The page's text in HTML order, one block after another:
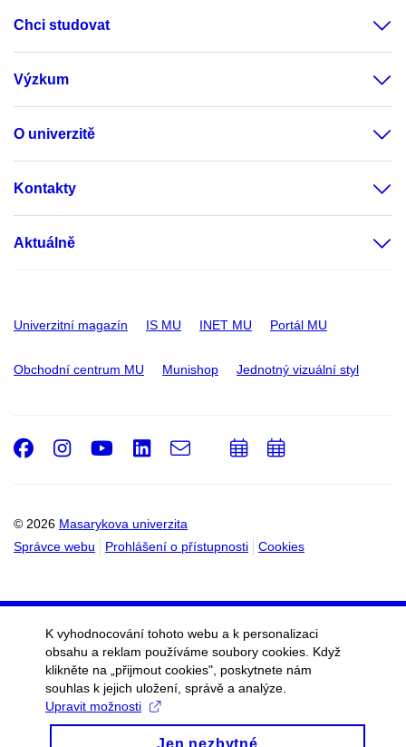
Chci studovat
Výzkum
O univerzitě
Kontakty
Aktuálně
Univerzitní magazín IS MU INET MU Portál MU
Obchodní centrum MU Munishop Jednotný vizuální styl
© 2026 Masarykova univerzita
Správce webu
Prohlášení o přístupnosti Cookies
Facebook
Instagram
Youtube
LinkedIn
e-
PřidatPřidat
K vyhodnocování tohoto webu a k personalizaci
obsahu a reklam používáme soubory cookies. Když
klikněte na „přijmout cookies", poskytnete nám
souhlas k jejich uložení, správě a analýze.
Upravit možnosti
Jen nezbytné